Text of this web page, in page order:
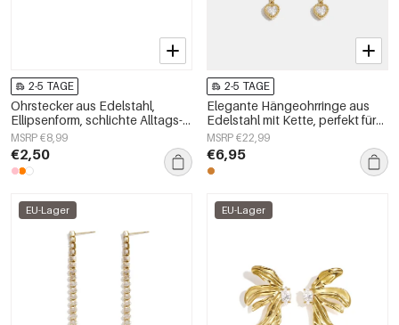
2-5 TAGE
Ohrstecker aus Edelstahl,
Ellipsenform, schlichte Alltags-
Serie, Damenschmuck
MSRP €8,99
€2,50
2-5 TAGE
Elegante Hängeohrringe aus
Edelstahl mit Kette, perfekt für
festliche Anlässe und Partys.
Luxuriöse Damenschmuckserie.
MSRP €22,99
€6,95
EU-Lager EU-Lager